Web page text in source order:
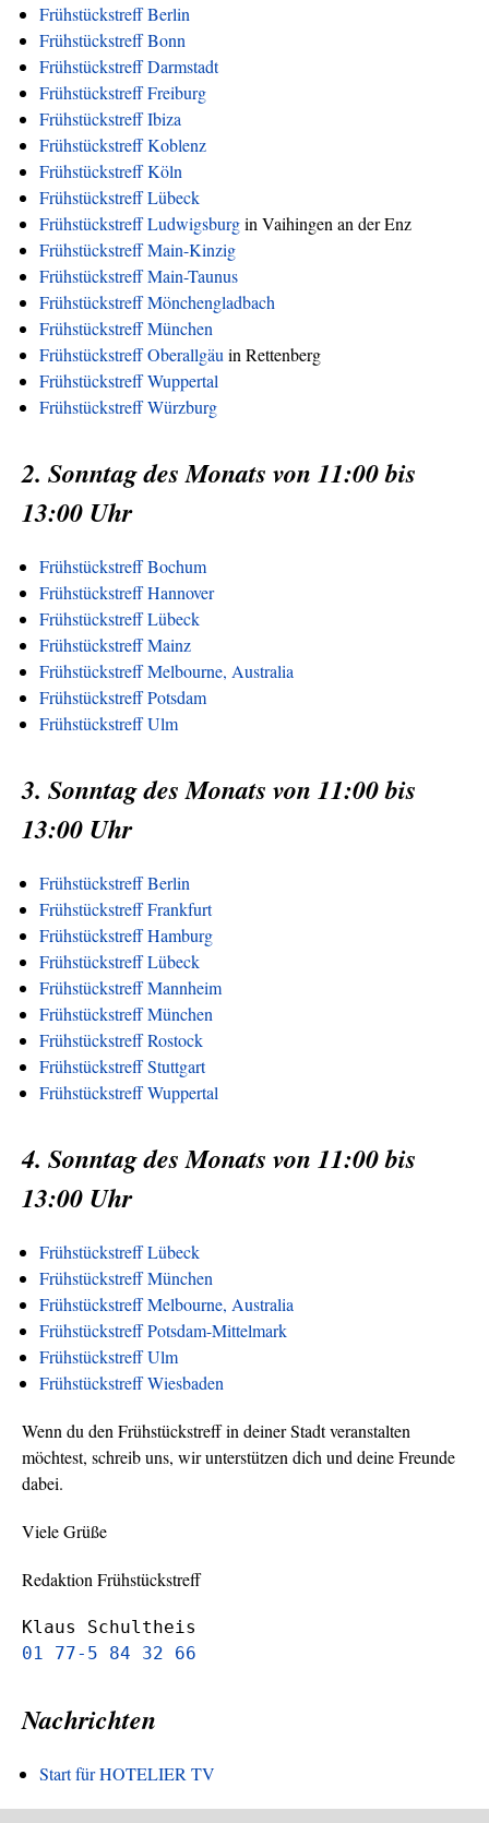
Frühstückstreff Berlin
Frühstückstreff Bonn
Frühstückstreff Darmstadt
Frühstückstreff Freiburg
Frühstückstreff Ibiza
Frühstückstreff Koblenz
Frühstückstreff Köln
Frühstückstreff Lübeck
Frühstückstreff Ludwigsburgin Vaihingen an der Enz
Frühstückstreff Main-Kinzig
Frühstückstreff Main-Taunus
Frühstückstreff Mönchengladbach
Frühstückstreff München
Frühstückstreff Oberallgäu in Rettenberg
Frühstückstreff Wuppertal
Frühstückstreff Würzburg
2. Sonntag des Monats von 11:00 bis
13:00 Uhr
Frühstückstreff Bochum
Frühstückstreff Hannover
Frühstückstreff Lübeck
Frühstückstreff Mainz
Frühstückstreff Melbourne, Australia
Frühstückstreff Potsdam
Frühstückstreff Ulm
3. Sonntag des Monats von 11:00 bis
13:00 Uhr
Frühstückstreff Berlin
Frühstückstreff Frankfurt
Frühstückstreff Hamburg
Frühstückstreff Lübeck
Frühstückstreff Mannheim
Frühstückstreff München
Frühstückstreff Rostock
Frühstückstreff Stuttgart
Frühstückstreff Wuppertal
4. Sonntag des Monats von 11:00 bis
13:00 Uhr
Frühstückstreff Lübeck
Frühstückstreff München
Frühstückstreff Melbourne, Australia
Frühstückstreff Potsdam-Mittelmark
Frühstückstreff Ulm
Frühstückstreff Wiesbaden
Wenn du den Frühstückstreff in deiner Stadt veranstalten
möchtest, schreib uns, wir unterstützen dich und deine Freunde
dabei.
Viele Grüße
Redaktion Frühstückstreff
Klaus Schultheis
01 77-5 84 32 66
Nachrichten
Start für HOTELIER TV